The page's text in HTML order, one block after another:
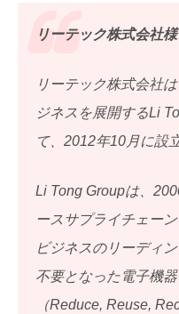
リーテック株式会社
リーテック株式会社
ジネスを展開するLi
て、2012年10月に設
Li Tong Groupは、
ースサプライチェー
ビジネスのリーディ
不要となった電子機
（Reduce, Reuse,